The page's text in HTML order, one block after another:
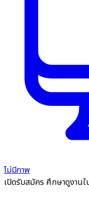
ไม่มีภาพ
เปิดรับสมัคร ศึกษาดูงานใ